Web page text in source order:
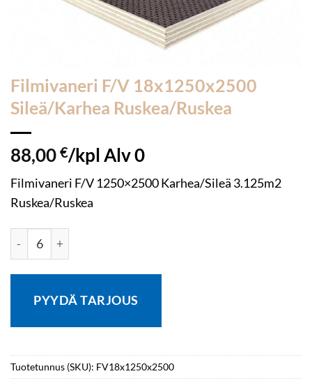
Filmivaneri F/V 18x1250x2500
Sileä/Karhea Ruskea/Ruskea
88,00 €/kpl Alv 0
Filmivaneri F/V 1250×2500 Karhea/Sileä 3.125m2
Ruskea/Ruskea
Filmivaneri F/V 18x1250x2500 Sileä/Karhea Ruskea/Ruskea
PYYDÄ TARJOUS
Tuotetunnus (SKU): FV18x1250x2500